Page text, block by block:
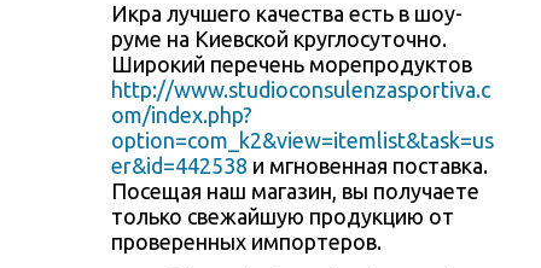
Икра лучшего качества есть в шоу-
руме на Киевской круглосуточно.
Широкий перечень морепродуктов
http://www.studioconsulenzasportiva.c
om/index.php?
option=com_k2&view=itemlist&task=us
er&id=442538 и мгновенная поставка.
Посещая наш магазин, вы получаете
только свежайшую продукцию от
проверенных импортеров.